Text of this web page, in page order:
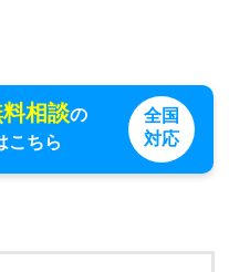
相談の
こちら
全国
対応